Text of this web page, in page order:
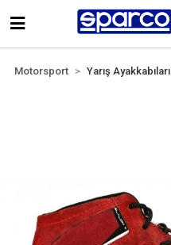
Motorsport Yarış Ayakkabıları